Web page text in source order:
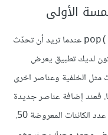
الأولى
عندما تريد أن تحدّث
لديك تطبيق يعرض
مثل الخلفية وعناصر اخرى
50 كائنًا فقط معًا. فعند إضافة عناصر جديدة
لمصفوفة الكائنات تّحذف عناصر أقدم ليبقى عدد الكائنات المعروضة 50.